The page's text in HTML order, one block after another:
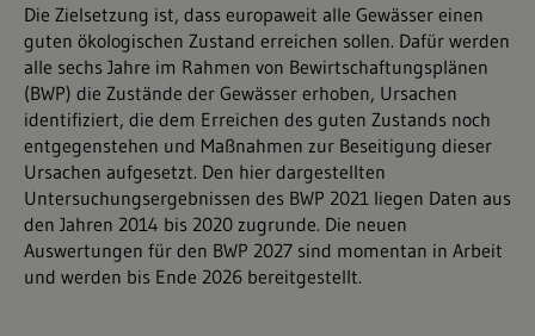
Die Zielsetzung ist, dass europaweit alle Gewässer einen
guten ökologischen Zustand erreichen sollen. Dafür werden
alle sechs Jahre im Rahmen von Bewirtschaftungsplänen
(BWP) die Zustände der Gewässer erhoben, Ursachen
identifiziert, die dem Erreichen des guten Zustands noch
entgegenstehen und Maßnahmen zur Beseitigung dieser
Ursachen aufgesetzt. Den hier dargestellten
Untersuchungsergebnissen des BWP 2021 liegen Daten aus
den Jahren 2014 bis 2020 zugrunde. Die neuen
Auswertungen für den BWP 2027 sind momentan in Arbeit
und werden bis Ende 2026 bereitgestellt.